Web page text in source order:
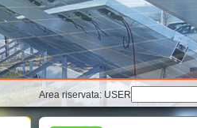
Area riservata: USER